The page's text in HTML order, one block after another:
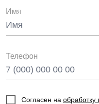
Имя
Телефон
Согласен на